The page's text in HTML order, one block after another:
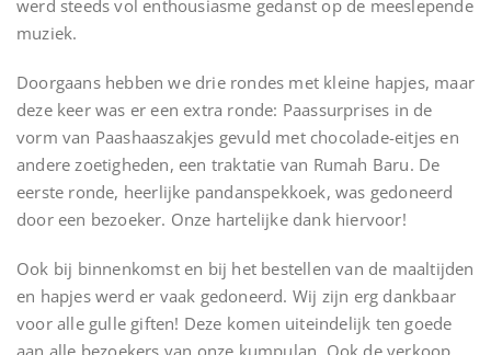
werd steeds vol enthousiasme gedanst op de meeslepende
muziek.
Doorgaans hebben we drie rondes met kleine hapjes, maar
deze keer was er een extra ronde: Paassurprises in de
vorm van Paashaaszakjes gevuld met chocolade-eitjes en
andere zoetigheden, een traktatie van Rumah Baru. De
eerste ronde, heerlijke pandanspekkoek, was gedoneerd
door een bezoeker. Onze hartelijke dank hiervoor!
Ook bij binnenkomst en bij het bestellen van de maaltijden
en hapjes werd er vaak gedoneerd. Wij zijn erg dankbaar
voor alle gulle giften! Deze komen uiteindelijk ten goede